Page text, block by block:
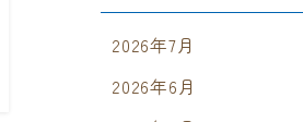
2026年7月
2026年6月